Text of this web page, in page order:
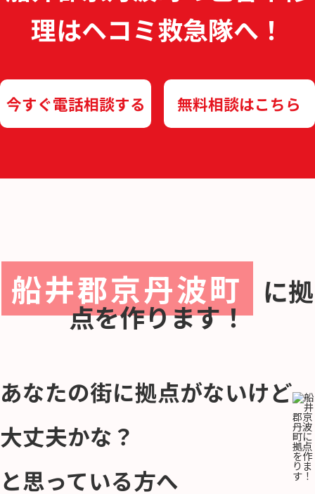
理はヘコミ救急隊へ！
今すぐ電話相談する 無料相談はこちら
船井郡京丹波町 に拠
点を作ります！
あなたの街に拠点がないけど
大丈夫かな？
と思っている方へ